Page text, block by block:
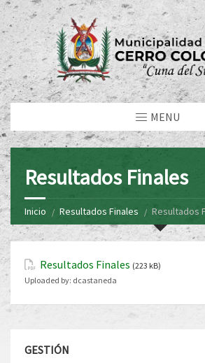
MENU
Resultados Finales
Inicio Resultados Finales Resultados
Resultados Finales (223 kB)
Uploaded by: dcastaneda
GESTIÓN